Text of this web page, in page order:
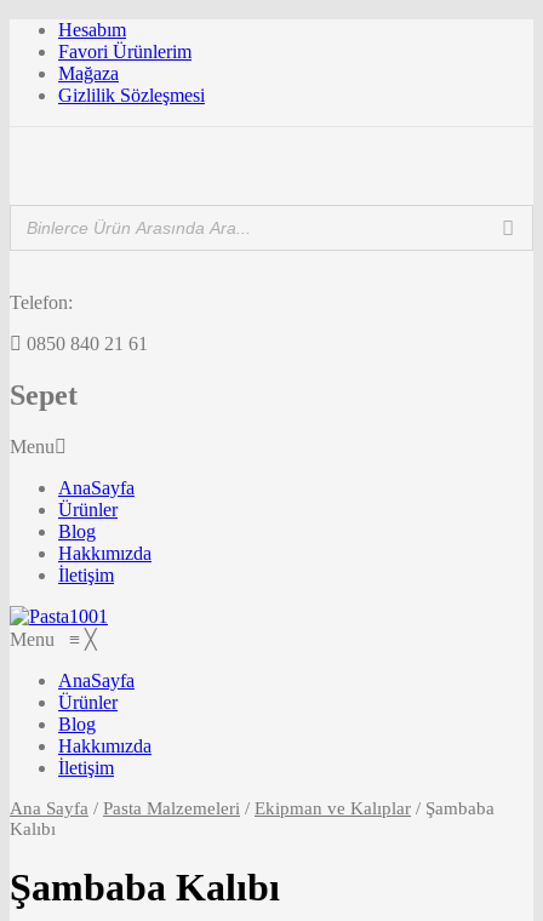
Hesabım
Favori Ürünlerim
Mağaza
Gizlilik Sözleşmesi
Telefon:
0850 840 21 61
Sepet
Menu
AnaSayfa
Ürünler
Blog
Hakkımızda
İletişim
Menu ≡ ╳
AnaSayfa
Ürünler
Blog
Hakkımızda
İletişim
Ana Sayfa / Pasta Malzemeleri / Ekipman ve Kalıplar / Şambaba
Kalıbı
Şambaba Kalıbı